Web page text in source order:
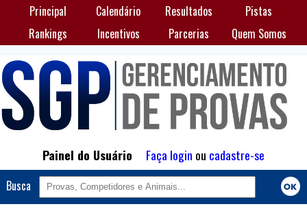
Principal Calendário Resultados
Pistas
Rankings
Incentivos Parcerias Quem Somos
Painel do Usuário Faça login ou cadastre-se
Busca